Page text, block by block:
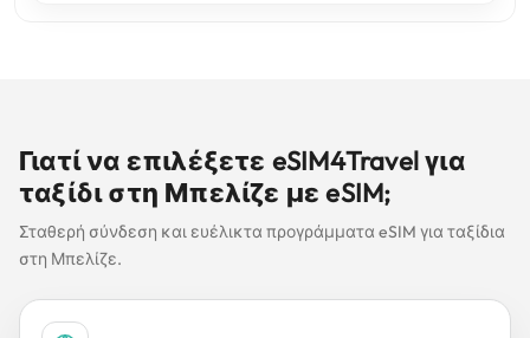
Γιατί να επιλέξετε eSIM4Travel για
ταξίδι στη Μπελίζε με eSIM;
Σταθερή σύνδεση και ευέλικτα προγράμματα eSIM για ταξίδια
στη Μπελίζε.